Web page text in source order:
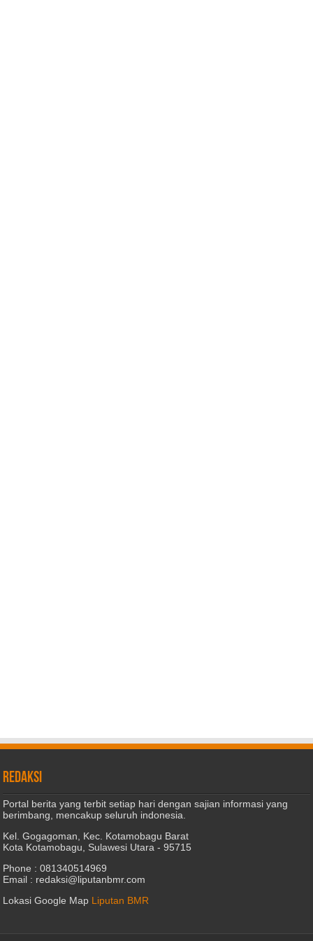
REDAKSI
Portal berita yang terbit setiap hari dengan sajian informasi yang
berimbang, mencakup seluruh indonesia.
Kel. Gogagoman, Kec. Kotamobagu Barat
Kota Kotamobagu, Sulawesi Utara - 95715
Phone : 081340514969
Email : redaksi@liputanbmr.com
Lokasi Google Map Liputan BMR